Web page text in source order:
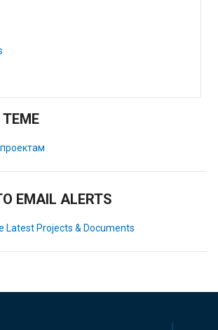
EMAIL ALERTS
Latest Projects & Documents